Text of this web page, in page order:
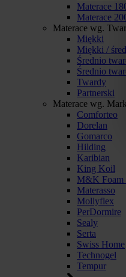
Materace
Materace
Materace wg.
Miękki
Miękki /
Średnio
Średnio
Twardy
Partnerski
Materace wg.
Comforteo
Dorelan
Gomarco
Hilding
Karibian
King Koil
M&K Foam
Materasso
Mollyflex
PerDormire
Sealy
Serta
Swiss Home
Technogel
Tempur